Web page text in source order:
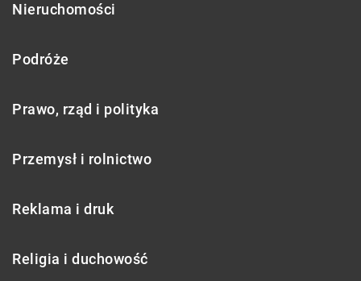
Nieruchomości
Podróże
Prawo, rząd i polityka
Przemysł i rolnictwo
Reklama i druk
Religia i duchowość